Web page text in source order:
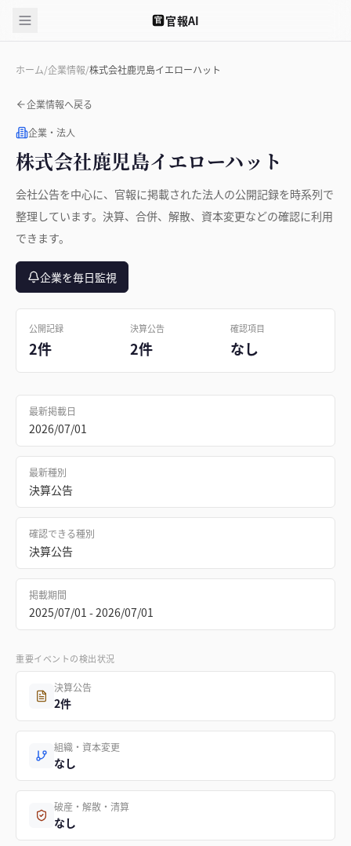
官 官報AI
ホーム/企業情報/株式会社鹿児島イエローハット
企業情報へ戻る
企業・法人
株式会社鹿児島イエローハット
会社公告を中心に、官報に掲載された法人の公開記録を時系列で
整理しています。決算、合併、解散、資本変更などの確認に利用
できます。
企業を毎日監視
公開記録
2件
決算公告
2件
確認項目
なし
最新掲載日
2026/07/01
最新種別
決算公告
確認できる種別
決算公告
掲載期間
2025/07/01 - 2026/07/01
重要イベントの検出状況
決算公告
2件
組織・資本変更
なし
破産・解散・清算
なし